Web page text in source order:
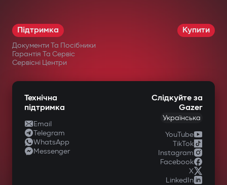
Підтримка
Документи Та Посібники
Гарантія Та Сервіс
Сервісні Центри
Купити
Технічна
підтримка
Email
Telegram
WhatsApp
Messenger
Слідкуйте за
Gazer
Українська
YouTube
TikTok
Instagram
Facebook
X
LinkedIn